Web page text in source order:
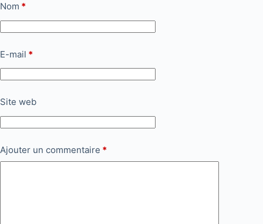
Nom *
E-mail *
Site web
Ajouter un commentaire *